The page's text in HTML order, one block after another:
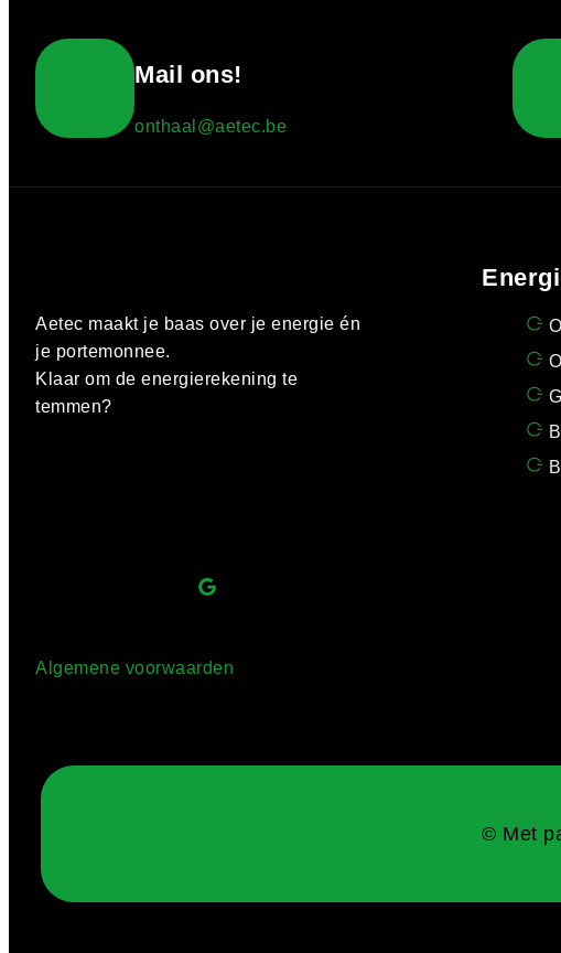
Mail ons!
onthaal@aetec.be
Aetec maakt je baas over je energie én
je portemonnee.
Klaar om de energierekening te
temmen?
Algemene voorwaarden
© Met